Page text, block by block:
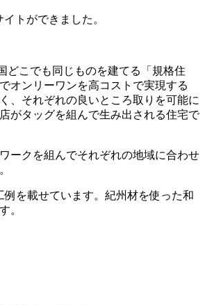
トができました。
どこでも同じものを建てる「規格住
オンリーワンを高コストで実現する
、それぞれの良いところ取りを可能に
がタッグを組んで生み出される住宅で
ークを組んでそれぞれの地域に合わせ
例を載せています。紀州材を使った和
。